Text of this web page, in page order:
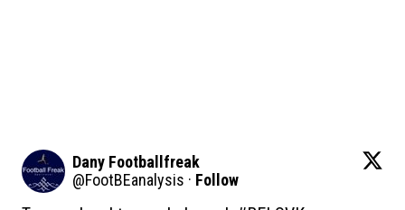
Dany Footballfreak
@FootBEanalysis · Follow